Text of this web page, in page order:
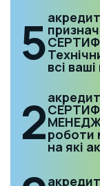
5всі
2роботи
на які